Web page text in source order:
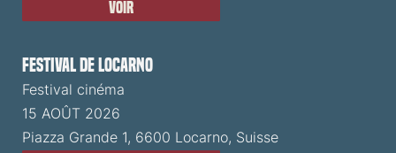
Voir
Festival de Locarno
Festival cinéma
15 AOÛT 2026
Piazza Grande 1, 6600 Locarno, Suisse